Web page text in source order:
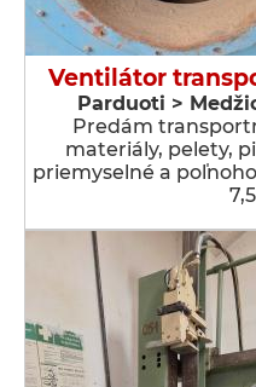
Ventilátor
Parduoti >
Predám
materiály, pelety,
priemyselné a